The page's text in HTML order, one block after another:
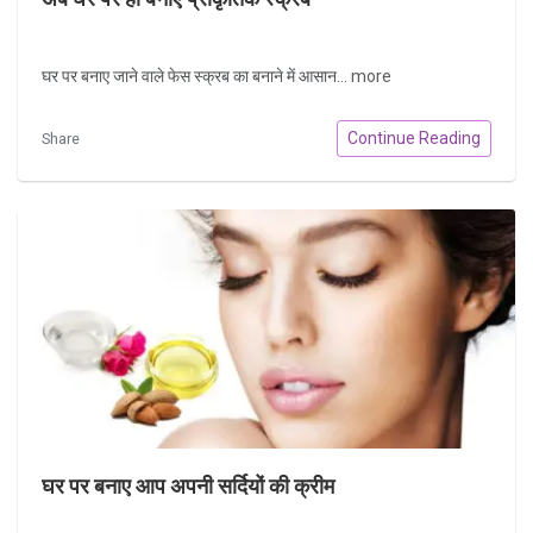
घर पर बनाए जाने वाले फेस स्क्रब का बनाने में आसान... more
Share Continue Reading
घर पर बनाए आप अपनी सर्दियों की क्रीम